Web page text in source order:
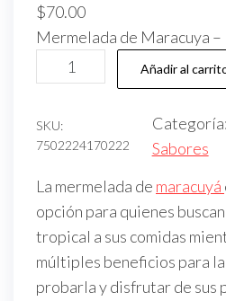
$70.00
Mermelada de Maracuya –
e
m
l
a
d
a
d
Añadir al
SKU:
7502224170222
Categoría:
Sabores
La mermelada de maracuyá
opción para quienes
tropical a sus comidas
múltiples beneficios para la
probarla y disfrutar de sus